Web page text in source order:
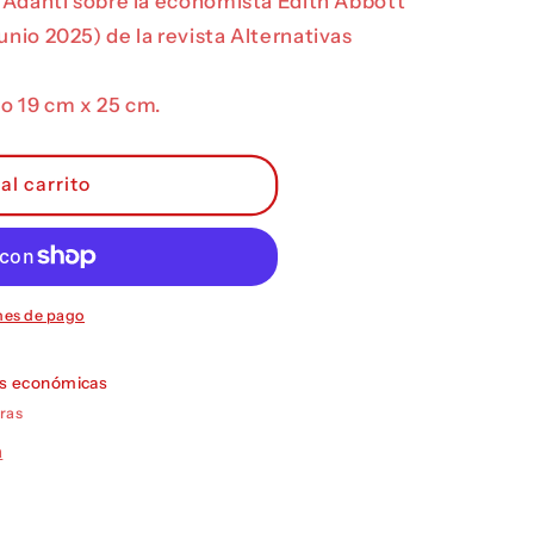
2025) de la revista Alternativas
19 cm x 25 cm.
carrito
de pago
económicas